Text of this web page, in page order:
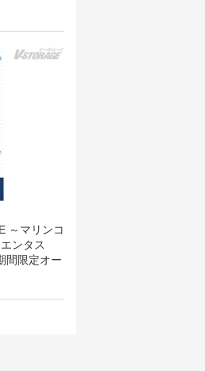
～マリンコ
ンタス
間限定オー